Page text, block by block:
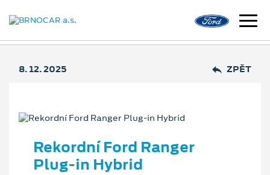
8. 12. 2025 ZPĚT
Rekordní Ford Ranger
Plug-in Hybrid